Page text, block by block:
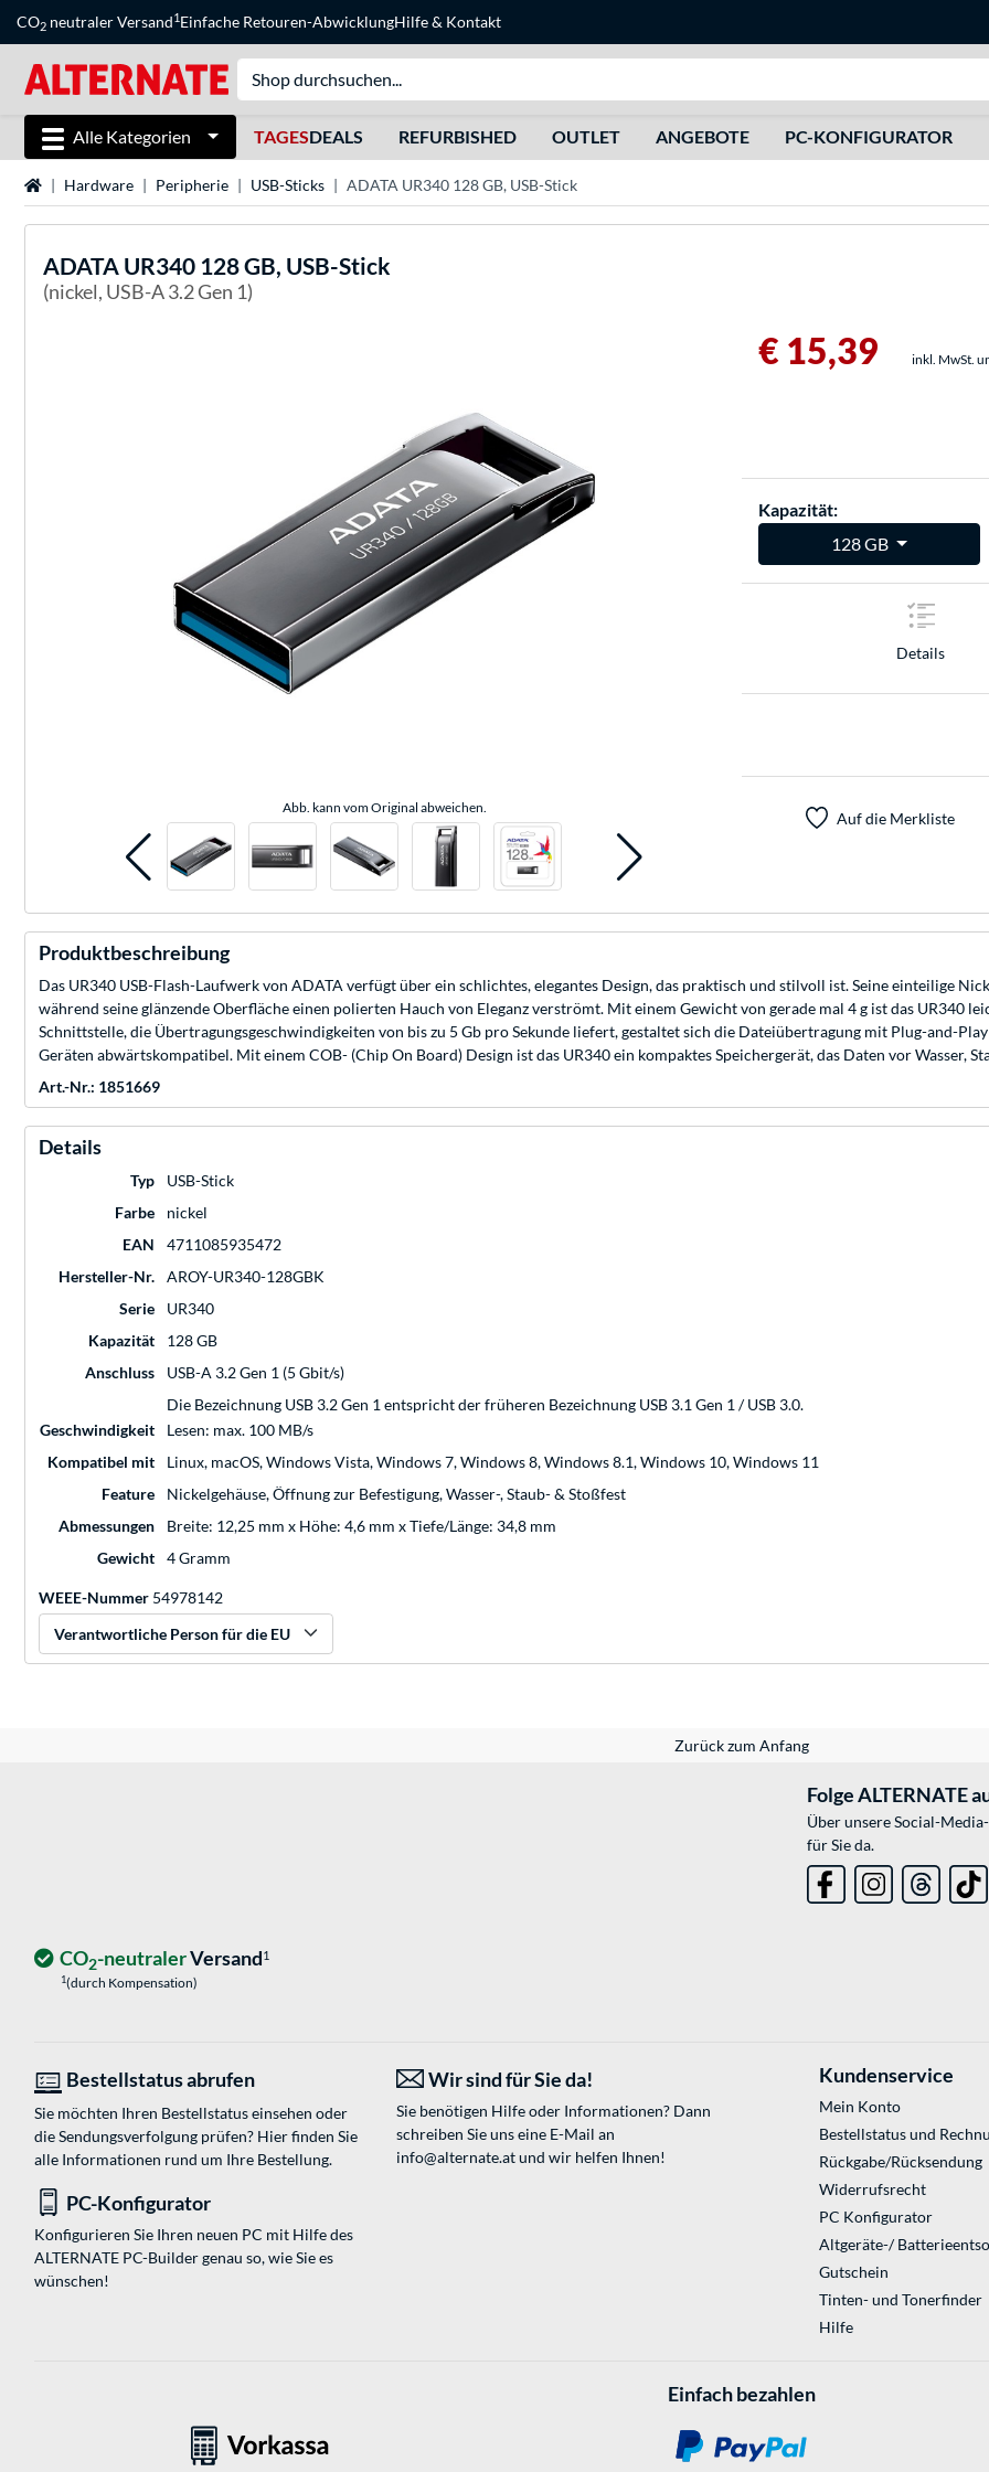
CO2 neutraler Versand1Einfache Retouren-AbwicklungHilfe& Kontakt
Alle Kategorien TAGESDEALS REFURBISHED OUTLET ANGEBOTE PC-KONFIGURATOR
StartseiteHardware Peripherie USB-Sticks ADATA UR340 128 GB, USB-Stick
ADATA UR340 128 GB, USB-Stick
(nickel, USB-A 3.2 Gen 1)
Abb. kann vom Original abweichen.
€ 15,39 inkl. MwSt.
Kapazität:
128 GB
Details
Auf die Merkliste
Produktbeschreibung
Das UR340 USB-Flash-Laufwerk von ADATA verfügt über ein schlichtes, elegantes Design, das praktisch und stilvoll ist. Seine einteilige
während seine glänzende Oberfläche einen polierten Hauch von Eleganz verströmt. Mit einem Gewicht von gerade mal 4 g ist das UR340
Schnittstelle, die Übertragungsgeschwindigkeiten von bis zu 5 Gb pro Sekunde liefert, gestaltet sich die Dateiübertragung mit Plug-and-
Geräten abwärtskompatibel. Mit einem COB- (Chip On Board) Design ist das UR340 ein kompaktes Speichergerät, das Daten vor Wasser,
Art.-Nr.: 1851669
Details
Typ
USB-Stick
Farbe
nickel
EAN
4711085935472
Hersteller-Nr.
AROY-UR340-128GBK
Serie
UR340
Kapazität
128 GB
Anschluss
USB-A 3.2 Gen 1 (5 Gbit/s)
Die Bezeichnung USB 3.2 Gen 1 entspricht der früheren Bezeichnung USB 3.1 Gen 1 / USB 3.0.
Geschwindigkeit
Lesen: max. 100 MB/s
Kompatibel mit
Linux, macOS, Windows Vista, Windows 7, Windows 8, Windows 8.1, Windows 10, Windows 11
Feature
Nickelgehäuse, Öffnung zur Befestigung, Wasser-, Staub- & Stoßfest
Abmessungen
Breite: 12,25 mm x Höhe: 4,6 mm x Tiefe/Länge: 34,8 mm
Gewicht
4 Gramm
WEEE-Nummer 54978142
Verantwortliche Person für die EU
Zurück zum Anfang
Folge ALTERNATE
Über unsere Social-
für Sie da.
CO2-neutralerVersand1
1(durch Kompensation)
Bestellstatus abrufen
Sie möchten Ihren Bestellstatus einsehen oder
die Sendungsverfolgung prüfen? Hier finden Sie
alle Informationen rund um Ihre Bestellung.
Wir sind für Sie da!
Sie benötigen Hilfe oder Informationen? Dann
schreiben Sie uns eine E-Mail an
info@alternate.atund wir helfen Ihnen!
PC-Konfigurator
Konfigurieren Sie Ihren neuen PC mit Hilfe des
ALTERNATE PC-Builder genau so, wie Sie es
wünschen!
Kundenservice
Mein Konto
Bestellstatus und
Rückgabe/Rücksendung
Widerrufsrecht
PC Konfigurator
Altgeräte-/
Gutschein
Tinten- und Tonerfinder
Hilfe
Einfach bezahlen